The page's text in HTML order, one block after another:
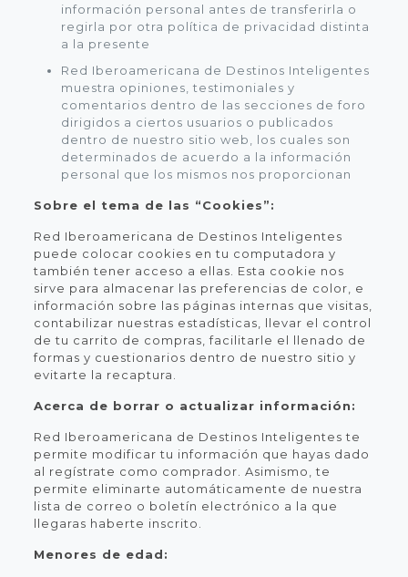
información personal antes de transferirla o
regirla por otra política de privacidad distinta
a la presente
Red Iberoamericana de Destinos Inteligentes
muestra opiniones, testimoniales y
comentarios dentro de las secciones de foro
dirigidos a ciertos usuarios o publicados
dentro de nuestro sitio web, los cuales son
determinados de acuerdo a la información
personal que los mismos nos proporcionan
Sobre el tema de las “Cookies”:
Red Iberoamericana de Destinos Inteligentes
puede colocar cookies en tu computadora y
también tener acceso a ellas. Esta cookie nos
sirve para almacenar las preferencias de color, e
información sobre las páginas internas que visitas,
contabilizar nuestras estadísticas, llevar el control
de tu carrito de compras, facilitarle el llenado de
formas y cuestionarios dentro de nuestro sitio y
evitarte la recaptura.
Acerca de borrar o actualizar información:
Red Iberoamericana de Destinos Inteligentes te
permite modificar tu información que hayas dado
al regístrate como comprador. Asimismo, te
permite eliminarte automáticamente de nuestra
lista de correo o boletín electrónico a la que
llegaras haberte inscrito.
Menores de edad: